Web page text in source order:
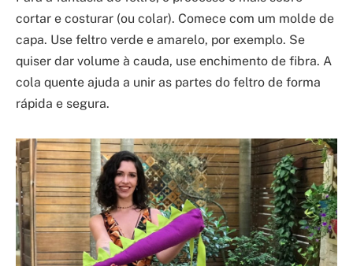
cortar e costurar (ou colar). Comece com um molde de
capa. Use feltro verde e amarelo, por exemplo. Se
quiser dar volume à cauda, use enchimento de fibra. A
cola quente ajuda a unir as partes do feltro de forma
rápida e segura.